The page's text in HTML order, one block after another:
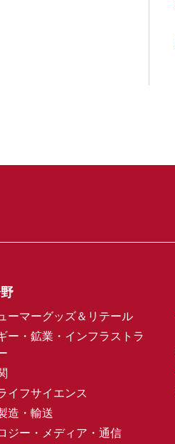
ーマーグッズ＆リテール
ー・鉱業・インフラストラ
イフサイエンス
造・輸送
ジー・メディア・通信